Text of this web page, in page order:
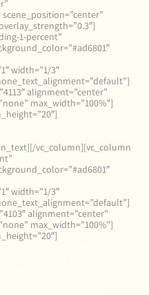
1-percent”
width=”1/3″
alignment=”center”
max_width=”100%”]
vc_column][vc_column
width=”1/3″
alignment=”center”
max_width=”100%”]